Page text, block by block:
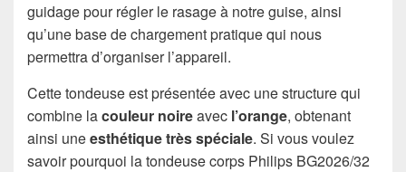
guidage pour régler le rasage à notre guise, ainsi
qu’une base de chargement pratique qui nous
permettra d’organiser l’appareil.
Cette tondeuse est présentée avec une structure qui
combine lacouleur noireavec l’orange, obtenant
ainsi uneesthétique très spéciale. Si vous voulez
savoir pourquoi la tondeuse corps Philips BG2026/32